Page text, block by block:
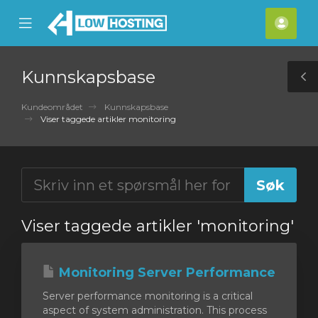
Mobile
Menu
Kunnskapsbase
Kundeområdet
Kunnskapsbase
Viser taggede artikler monitoring
Viser taggede artikler 'monitoring'
Monitoring Server Performance
Server performance monitoring is a critical
aspect of system administration. This process